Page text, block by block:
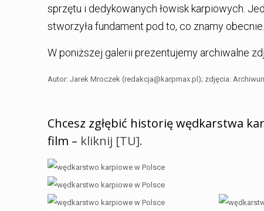
sprzętu i dedykowanych łowisk karpiowych.
stworzyła fundament pod to, co znamy obecnie.
W poniższej galerii prezentujemy archiwalne
Autor: Jarek Mroczek (redakcja@karpmax.pl); zdjęcia:
Chcesz zgłębić historię wędkarstwa
film – kliknij [TU].